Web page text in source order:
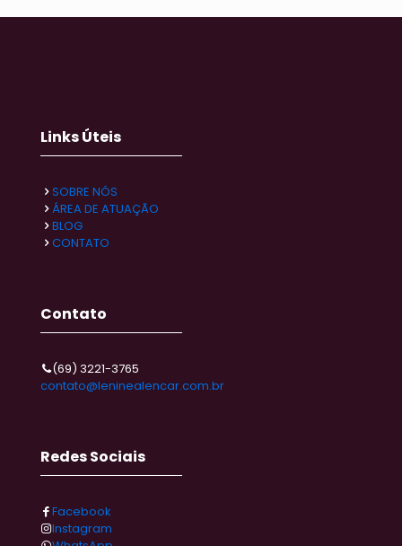
Links Úteis
SOBRE NÓS
ÁREA DE ATUAÇÃO
BLOG
CONTATO
Contato
(69) 3221-3765
contato@leninealencar.com.br
Redes Sociais
Facebook
Instagram